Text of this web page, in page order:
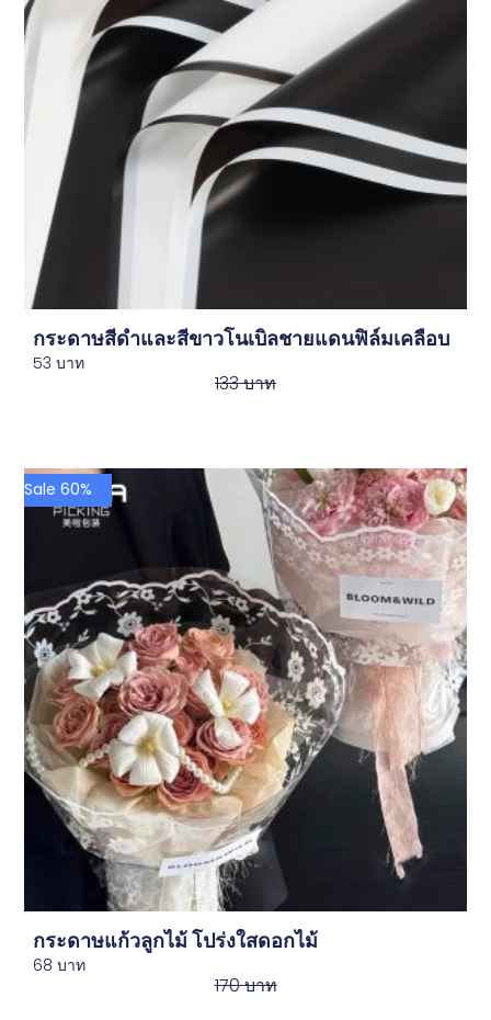
กระดาษสีดำและสีขาวโนเบิลชายแดนฟิล์มเคลือบ
133บาท
53บาท
Sale 60%
กระดาษแก้วลูกไม้ โปร่งใสดอกไม้
170บาท
68บาท